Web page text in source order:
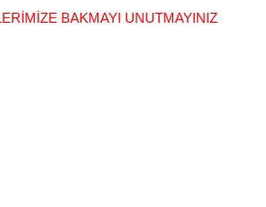
BAKMAYI UNUTMAYINIZ